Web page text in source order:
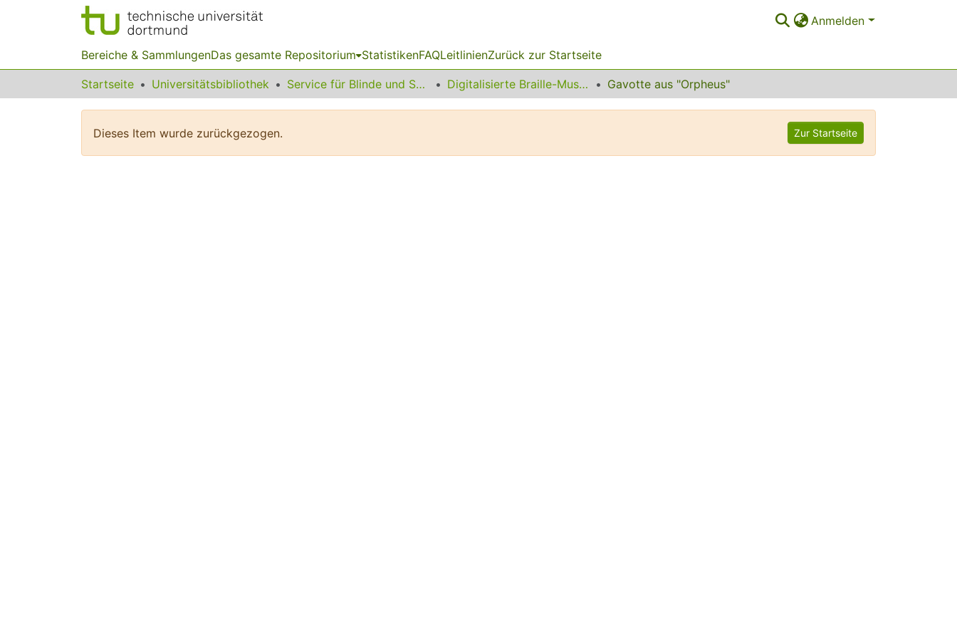
Anmelden
Bereiche & SammlungenDas gesamte Repositorium StatistikenFAQLeitlinienZurück zur Startseite
Startseite Universitätsbibliothek Service für Blinde und Sehbehinderte Digitalisierte Braille-Musik-Matrizen des VzfB Gavotte aus "Orpheus"
Dieses Item wurde zurückgezogen. Zur Startseite